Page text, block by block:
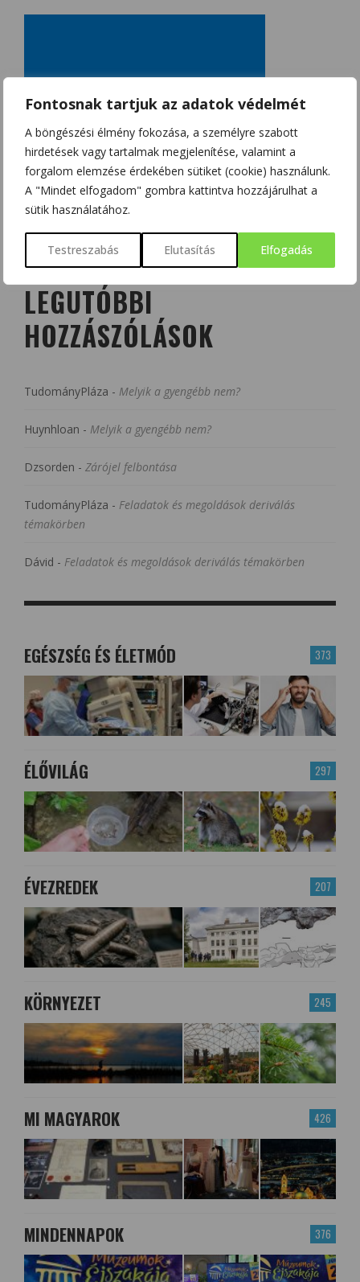
Fontosnak tartjuk az adatok védelmét
A böngészési élmény fokozása, a személyre szabott
hirdetések vagy tartalmak megjelenítése, valamint a
forgalom elemzése érdekében sütiket (cookie) használunk.
A "Mindet elfogadom" gombra kattintva hozzájárulhat a
sütik használatához.
Testreszabás Elutasítás Elfogadás
LEGUTÓBBI
HOZZÁSZÓLÁSOK
TudományPláza - Melyik a gyengébb nem?
Huynhloan - Melyik a gyengébb nem?
Dzsorden - Zárójel felbontása
TudományPláza - Feladatok és megoldások deriválás
témakörben
Dávid - Feladatok és megoldások deriválás témakörben
373
EGÉSZSÉG ÉS ÉLETMÓD
297
ÉLŐVILÁG
207
ÉVEZREDEK
245
KÖRNYEZET
426
MI MAGYAROK
376
MINDENNAPOK